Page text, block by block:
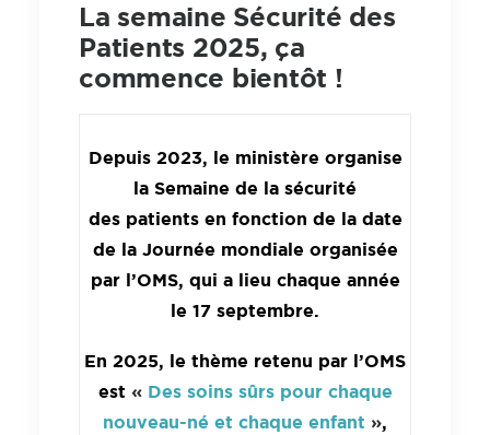
La semaine Sécurité des
Patients 2025, ça
commence bientôt !
Depuis 2023, le ministère organise
la Semaine de la sécurité
des patients en fonction de la date
de la Journée mondiale organisée
par l’OMS, qui a lieu chaque année
le 17 septembre.
En 2025, le thème retenu par l’OMS
est « Des soins sûrs pour chaque
nouveau-né et chaque enfant »,